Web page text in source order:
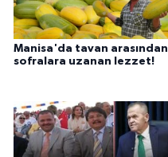
Manisa'da tavan arasından
sofralara uzanan lezzet!